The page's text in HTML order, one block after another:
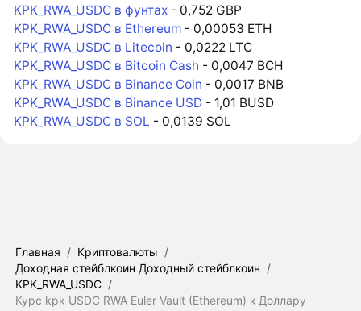
KPK_RWA_USDC в фунтах - 0,752 GBP
KPK_RWA_USDC в Ethereum - 0,00053 ETH
KPK_RWA_USDC в Litecoin - 0,0222 LTC
KPK_RWA_USDC в Bitcoin Cash - 0,0047 BCH
KPK_RWA_USDC в Binance Coin - 0,0017 BNB
KPK_RWA_USDC в Binance USD - 1,01 BUSD
KPK_RWA_USDC в SOL - 0,0139 SOL
Главная / Криптовалюты /
Доходная стейблкоин Доходный стейблкоин /
KPK_RWA_USDC /
Курс kpk USDC RWA Euler Vault (Ethereum) к Доллару